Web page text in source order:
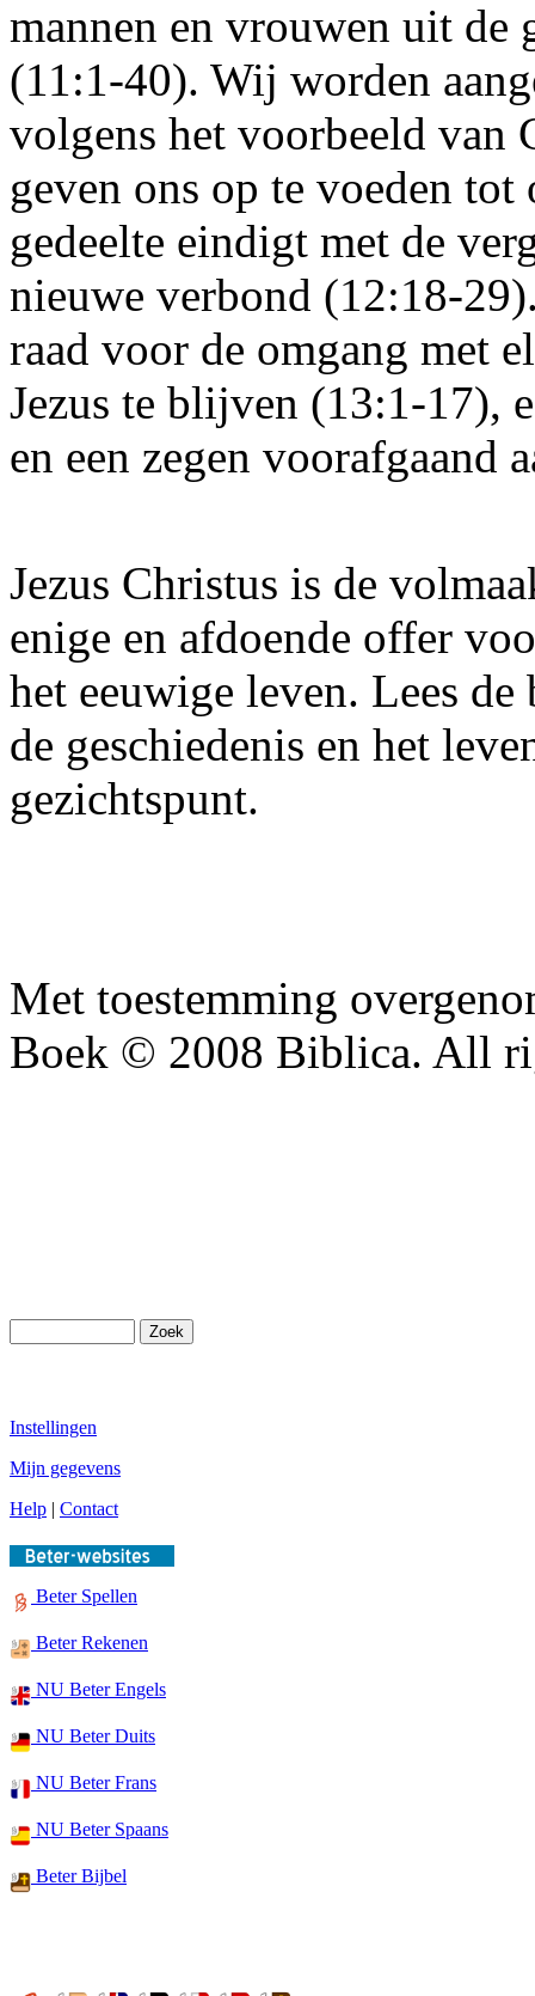
mannen en vrouwen uit de
(11:1-40). Wij worden
volgens het voorbeeld van
geven ons op te voeden
gedeelte eindigt met de
nieuwe verbond (12:18-
raad voor de omgang met
Jezus te blijven (13:1-17),
en een zegen voorafgaand
Jezus Christus is de
enige en afdoende offer
het eeuwige leven. Lees
de geschiedenis en het
gezichtspunt.
Met toestemming
Boek © 2008 Biblica. All
Instellingen
Mijn gegevens
Help | Contact
Beter Spellen
Beter Rekenen
NU Beter Engels
NU Beter Duits
NU Beter Frans
NU Beter Spaans
Beter Bijbel